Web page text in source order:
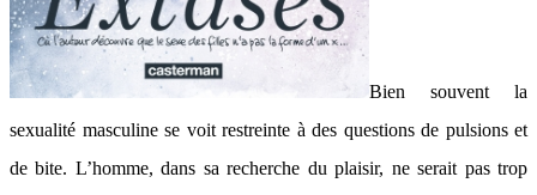
Bien souvent la
sexualité masculine se voit restreinte à des questions de pulsions et
de bite. L’homme, dans sa recherche du plaisir, ne serait pas trop